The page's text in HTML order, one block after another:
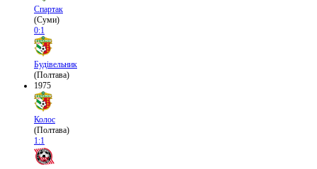
Спартак
(Суми)
0:1
Будівельник
(Полтава)
1975
Колос
(Полтава)
1:1